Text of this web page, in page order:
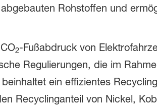
Rohstoffen und
2-Fußabdruck von
Regulierungen, die im
ein effizientes
Recyclinganteil von Nickel,